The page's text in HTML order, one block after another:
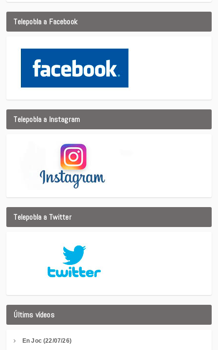
Telepobla a Facebook
Telepobla a Instagram
Telepobla a Twitter
Últims vídeos
En Joc (22/07/26)